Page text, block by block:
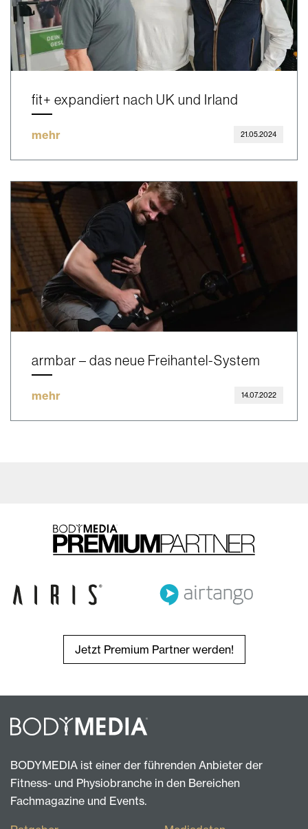
fit+ expandiert nach UK und Irland
mehr 21.05.2024
armbar – das neue Freihantel-System
mehr 14.07.2022
Jetzt Premium Partner werden!
BODYMEDIA ist einer der führenden Anbieter der
Fitness- und Physiobranche in den Bereichen
Fachmagazine und Events.